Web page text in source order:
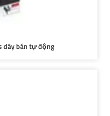
dây bán tự động